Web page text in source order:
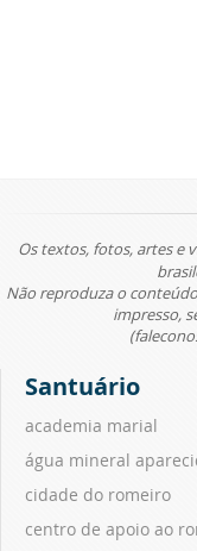
Os textos, fotos, artes e
Não reproduza o
impresso,
Santuário
academia marial
água mineral
cidade do romeiro
centro de apoio ao